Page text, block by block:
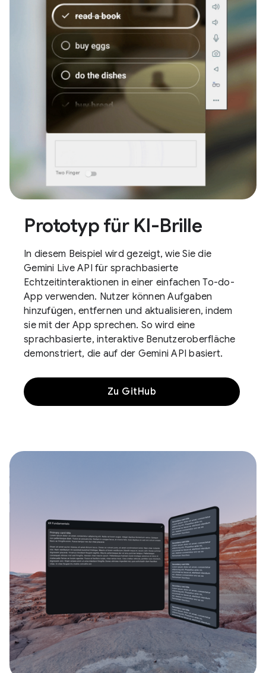
Prototyp für KI-Brille
In diesem Beispiel wird gezeigt, wie Sie die
Gemini Live API für sprachbasierte
Echtzeitinteraktionen in einer einfachen To-do-
App verwenden. Nutzer können Aufgaben
hinzufügen, entfernen und aktualisieren, indem
sie mit der App sprechen. So wird eine
sprachbasierte, interaktive Benutzeroberfläche
demonstriert, die auf der Gemini API basiert.
Zu GitHub